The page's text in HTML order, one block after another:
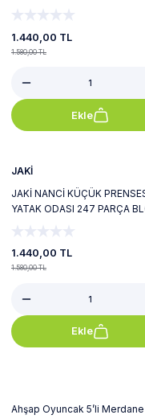
1.440,00 TL
1.580,00 TL
Ekle
Yeni
JAKİ
JAKİ NANCİ KÜÇÜK
YATAK ODASI 247 PARÇA
OYUNCAK
1.440,00 TL
1.580,00 TL
Ekle
Ahşap Oyuncak 5’li